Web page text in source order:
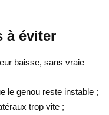
à éviter
baisse, sans vraie
le genou reste instable ;
trop vite ;